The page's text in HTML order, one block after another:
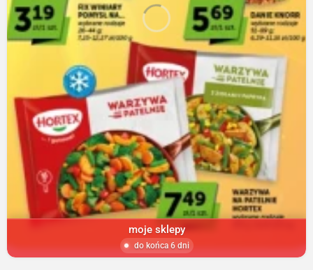
moje sklepy
do końca 6 dni